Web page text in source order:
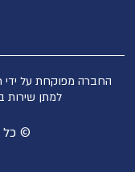
החברה מפוקחת על ידי
למתן שירות
© כל